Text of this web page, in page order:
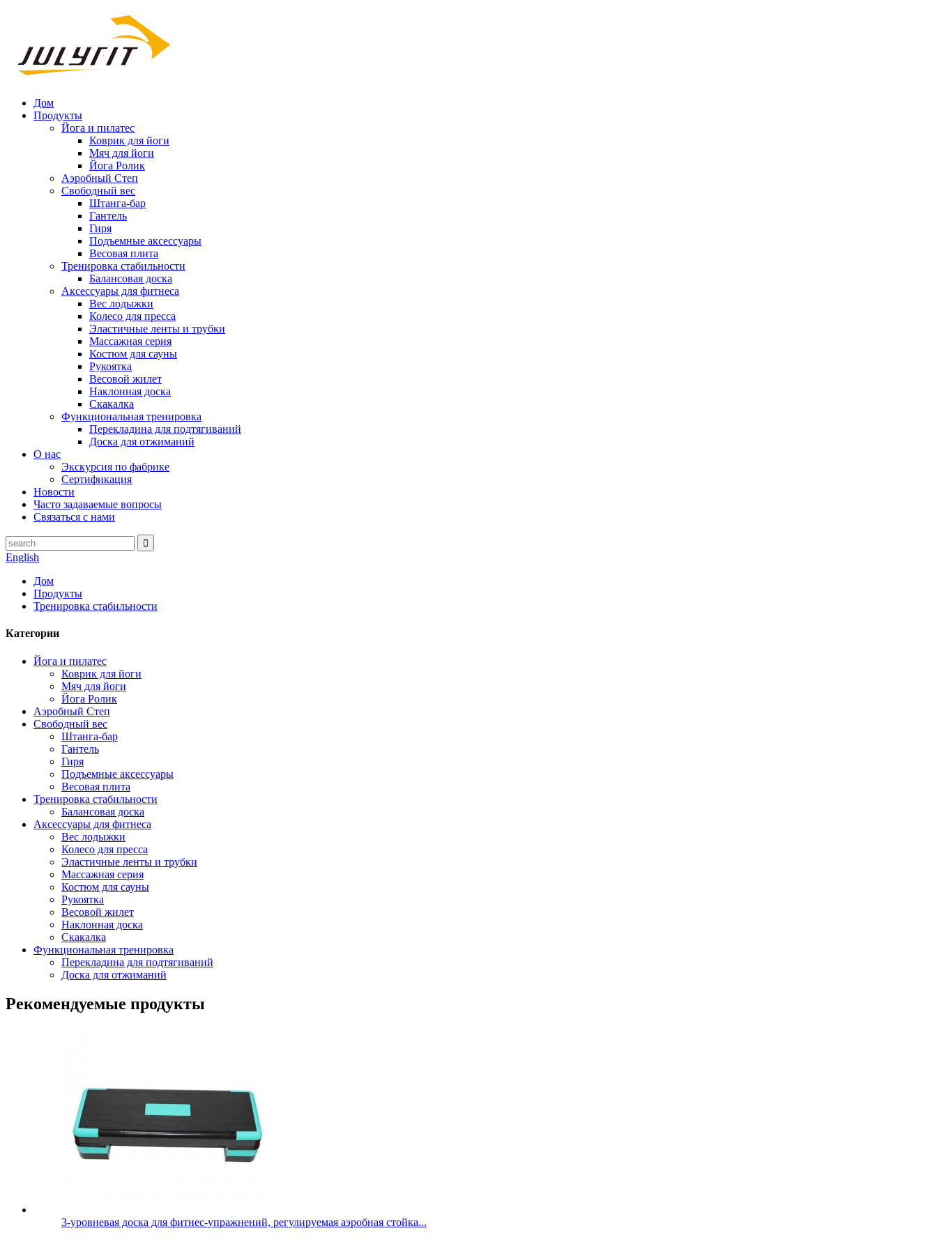
Дом
Продукты
Йога и пилатес
Коврик для йоги
Мяч для йоги
Йога Ролик
Аэробный Степ
Свободный вес
Штанга-бар
Гантель
Гиря
Подъемные аксессуары
Весовая плита
Тренировка стабильности
Балансовая доска
Аксессуары для фитнеса
Вес лодыжки
Колесо для пресса
Эластичные ленты и трубки
Массажная серия
Костюм для сауны
Рукоятка
Весовой жилет
Наклонная доска
Скакалка
Функциональная тренировка
Перекладина для подтягиваний
Доска для отжиманий
О нас
Экскурсия по фабрике
Сертификация
Новости
Часто задаваемые вопросы
Связаться с нами
English
Дом
Продукты
Тренировка стабильности
Категории
Йога и пилатес
Коврик для йоги
Мяч для йоги
Йога Ролик
Аэробный Степ
Свободный вес
Штанга-бар
Гантель
Гиря
Подъемные аксессуары
Весовая плита
Тренировка стабильности
Балансовая доска
Аксессуары для фитнеса
Вес лодыжки
Колесо для пресса
Эластичные ленты и трубки
Массажная серия
Костюм для сауны
Рукоятка
Весовой жилет
Наклонная доска
Скакалка
Функциональная тренировка
Перекладина для подтягиваний
Доска для отжиманий
Рекомендуемые продукты
3-уровневая доска для фитнес-упражнений, регулируемая аэробная стойка...